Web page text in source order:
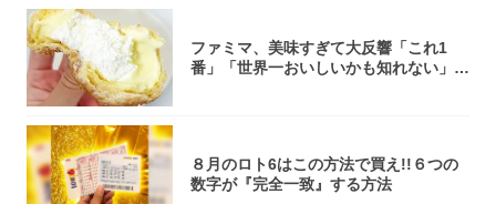
ファミマ、美味すぎて大反響「これ1
番」「世界一おいしいかも知れない」
８月のロト6はこの方法で買え!!６つの
数字が『完全一致』する方法